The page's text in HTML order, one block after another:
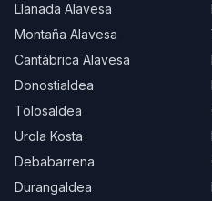
Llanada Alavesa
Montaña Alavesa
Cantábrica Alavesa
Donostialdea
Tolosaldea
Urola Kosta
Debabarrena
Durangaldea